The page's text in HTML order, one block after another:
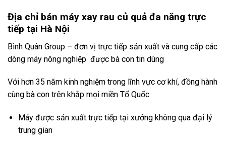
Địa chỉ bán máy xay rau củ quả đa năng trực
tiếp tại Hà Nội
Bình Quân Group – đơn vị trực tiếp sản xuất và cung cấp các
dòng máy nông nghiệp được bà con tin dùng
Với hơn 35 năm kinh nghiệm trong lĩnh vực cơ khí, đồng hành
cùng bà con trên khắp mọi miền Tổ Quốc
Máy được sản xuất trực tiếp tại xưởng không qua đại lý
trung gian